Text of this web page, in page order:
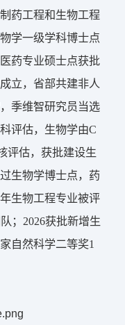
药工程和生物工程
学一级学科博士点
药专业硕士点获批
立，省部共建非人
季维智研究员当选
评估，生物学由C
评估，获批建设生
生物学博士点，药
生物工程专业被评
；2026获批新增生
自然科学二等奖1